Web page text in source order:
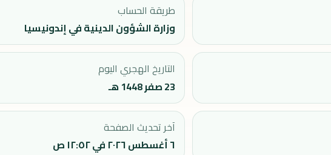
طريقة الحساب
وزارة الشؤون الدينية في إندونيسيا
التاريخ الهجري اليوم
23 صفر 1448 هـ
آخر تحديث الصفحة
٦ أغسطس ٢٠٢٦ في ١٢:٥٢ ص